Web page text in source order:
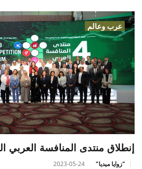
عرب وعالم
إنطلاق منتدى المنافسة العربي
"زوايا ميديا" 2023-05-24